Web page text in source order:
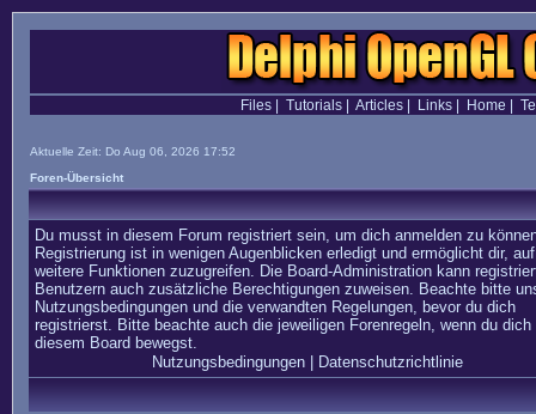
Files| Tutorials| Articles| Links| Home
Aktuelle Zeit: Do Aug 06, 2026 17:52
Foren-Übersicht
Du musst in diesem Forum registriert sein, um dich anmelden zu
Registrierung ist in wenigen Augenblicken erledigt und ermöglicht dir, auf
weitere Funktionen zuzugreifen. Die Board-Administration kann
Benutzern auch zusätzliche Berechtigungen zuweisen. Beachte bitte
Nutzungsbedingungen und die verwandten Regelungen, bevor du dich
registrierst. Bitte beachte auch die jeweiligen Forenregeln, wenn du dich
diesem Board bewegst.
Nutzungsbedingungen| Datenschutzrichtlinie